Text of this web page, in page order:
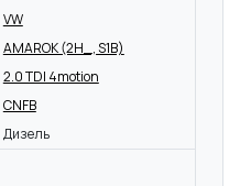
VW
AMAROK (2H_, S1B)
2.0 TDI 4motion
CNFB
Дизель